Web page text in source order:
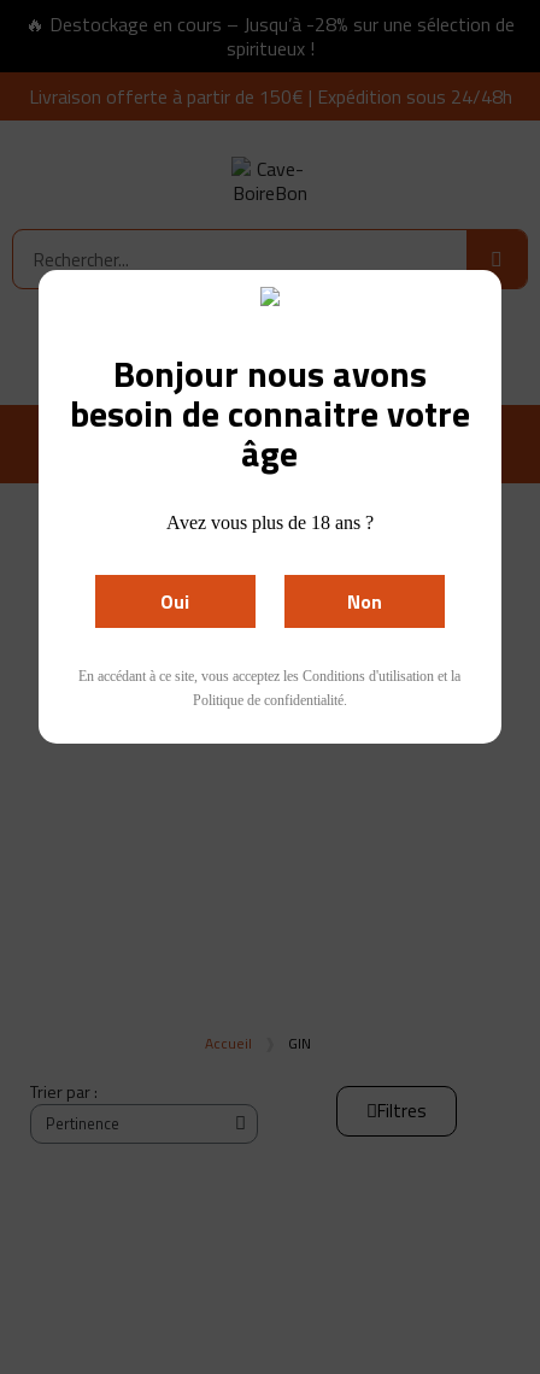
Bonjour nous avons
besoin de connaitre votre
âge
Avez vous plus de 18 ans ?
Oui Non
En accédant à ce site, vous acceptez les Conditions d'utilisation et la
Politique de confidentialité.
🔥 Destockage en cours – Jusqu’à -28% sur une sélection de
spiritueux !
Livraison offerte à partir de 150€ | Expédition sous 24/48h
GIN
Accueil GIN
Trier par :
Filtres